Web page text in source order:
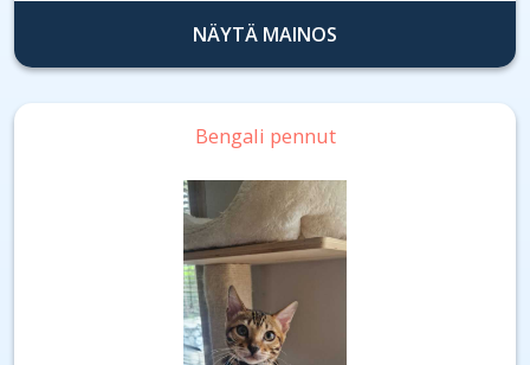
NÄYTÄ MAINOS
Bengali pennut